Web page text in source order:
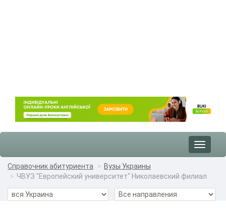
Toggle
Справочник абитуриента
Вузы Украины
ЧВУЗ "Европейский университет" Николаевский филиал